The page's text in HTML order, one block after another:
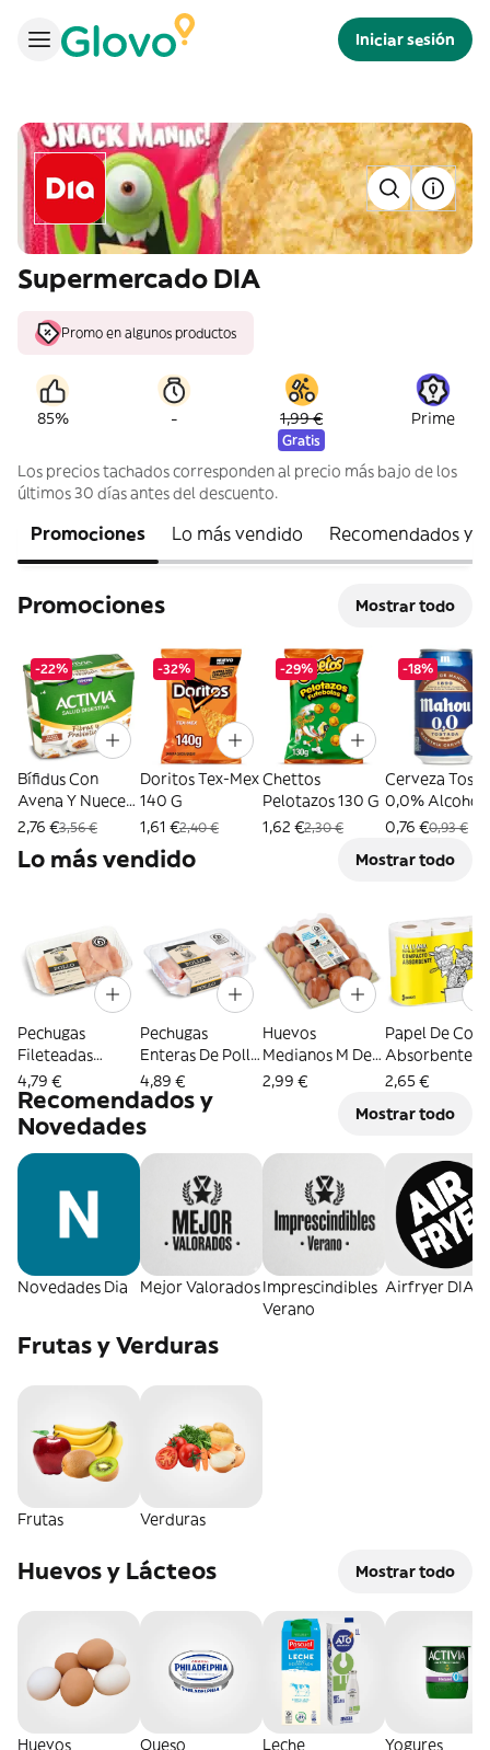
Iniciar sesión
Supermercado DIA
Promo en algunos productos
85% - 1,99 €
Gratis
Prime
Los precios tachados corresponden al precio más bajo de los
últimos 30 días antes del descuento.
Promociones Lo más vendido Recomendados y
Promociones Mostrar todo
-22%
Bífidus Con
Avena Y Nueces
Activia Pack 4 X
2,76 €3,56 €
-32%
Doritos Tex-Mex
140 G
1,61 €2,40 €
-29%
Chettos
Pelotazos 130 G
1,62 €2,30 €
-18%
Cerveza
0,0% Alcohol
Mahou 33 Cl
0,76 €0,93 €
Lo más vendido Mostrar todo
Pechugas
Fileteadas
Selección De Dia
Bandeja 650 G
Aprox.
4,79 €
Pechugas
Enteras De Pollo
Selección De Dia
720 G Aprox.
4,89 €
Huevos
Medianos M De
Gallinas Criadas
2,99 €
Papel De
Absorbente
La Llama 3
2,65 €
Recomendados y
Novedades
Mostrar todo
Novedades Dia Mejor ValoradosImprescindibles
Verano
Airfryer DIA
Frutas y Verduras
Frutas Verduras
Huevos y Lácteos Mostrar todo
Huevos Queso Leche Yogures